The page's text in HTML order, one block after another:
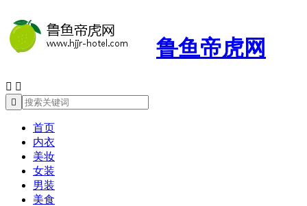
鲁鱼帝虎网
 

首页
内衣
美妆
女装
男装
美食